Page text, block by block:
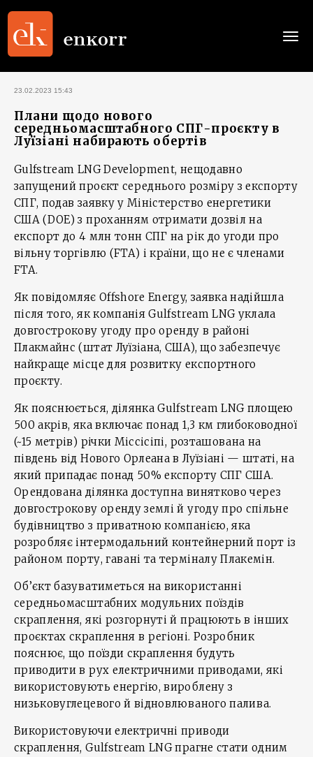
23.02.2023 15:43
Плани щодо нового
середньомасштабного СПГ-проєкту в
Луїзіані набирають обертів
Gulfstream LNG Development, нещодавно
запущений проєкт середнього розміру з експорту
СПГ, подав заявку у Міністерство енергетики
США (DOE) з проханням отримати дозвіл на
експорт до 4 млн тонн СПГ на рік до угоди про
вільну торгівлю (FTA) і країни, що не є членами
FTA.
Як повідомляє Offshore Energy, заявка надійшла
після того, як компанія Gulfstream LNG уклала
довгострокову угоду про оренду в районі
Плакмайнс (штат Луїзіана, США), що забезпечує
найкраще місце для розвитку експортного
проєкту.
Як пояснюється, ділянка Gulfstream LNG площею
500 акрів, яка включає понад 1,3 км глибоководної
(~15 метрів) річки Міссісіпі, розташована на
південь від Нового Орлеана в Луїзіані — штаті, на
який припадає понад 50% експорту СПГ США.
Орендована ділянка доступна винятково через
довгострокову оренду землі й угоду про спільне
будівництво з приватною компанією, яка
розробляє інтермодальний контейнерний порт із
районом порту, гавані та терміналу Плакемін.
Об’єкт базуватиметься на використанні
середньомасштабних модульних поїздів
скраплення, які розгорнуті й працюють в інших
проєктах скраплення в регіоні. Розробник
пояснює, що поїзди скраплення будуть
приводити в рух електричними приводами, які
використовують енергію, вироблену з
низьковуглецевого й відновлюваного палива.
Використовуючи електричні приводи
скраплення, Gulfstream LNG прагне стати одним